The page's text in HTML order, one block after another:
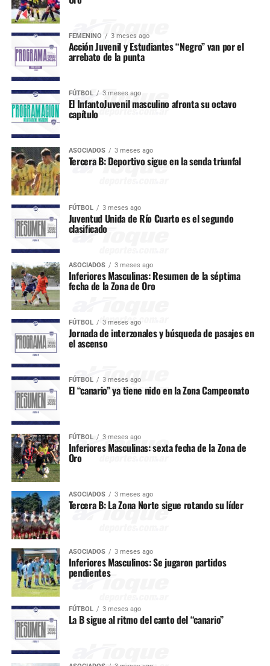
FEMENINO 3 meses ago
Acción Juvenil y Estudiantes “Negro” van por el
arrebato de la punta
FÚTBOL 3 meses ago
El InfantoJuvenil masculino afronta su octavo
capítulo
ASOCIADOS 3 meses ago
Tercera B: Deportivo sigue en la senda triunfal
FÚTBOL 3 meses ago
Juventud Unida de Río Cuarto es el segundo
clasificado
ASOCIADOS 3 meses ago
Inferiores Masculinas: Resumen de la séptima
fecha de la Zona de Oro
FÚTBOL 3 meses ago
Jornada de interzonales y búsqueda de pasajes en
el ascenso
FÚTBOL 3 meses ago
El “canario” ya tiene nido en la Zona Campeonato
FÚTBOL 3 meses ago
Inferiores Masculinas: sexta fecha de la Zona de
Oro
ASOCIADOS 3 meses ago
Tercera B: La Zona Norte sigue rotando su líder
ASOCIADOS 3 meses ago
Inferiores Masculinos: Se jugaron partidos
pendientes
FÚTBOL 3 meses ago
La B sigue al ritmo del canto del “canario”